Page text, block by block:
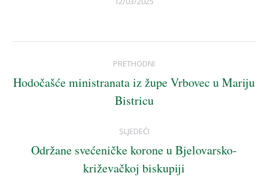
navigation
PRETHODNI
Previous
post:
Hodočašće ministranata iz župe Vrbovec u Mariju
Bistricu
SLJEDEĆI
post:
Održane svećeničke korone u Bjelovarsko-
križevačkoj biskupiji